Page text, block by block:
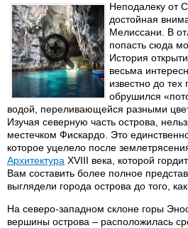
Неподалеку от
достойная
Мелиссани. В
попасть сюда
История
весьма
известно до
обрушился
водой, переливающейся разными
Изучая северную часть острова,
местечком Фискардо. Это
которое уцелело после
Архитектура XVIII века, которой
Вам составить более полное
выглядели города острова до того,
На северо-западном склоне горы
вершины острова – расположилась